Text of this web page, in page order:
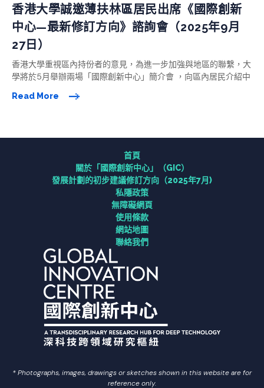
首頁
聯絡我們
常用連結
香港大學誠邀薄扶林區居民出席《國際創新
中心—最新修訂方向》諮詢會（2025年9月
27日）
香港大學重視區內持份者的意見，為進一步加強與地區的聯繫，大
學將於5月舉辦兩場「國際創新中心」簡介會 ，向區內居民介紹中
Read More
首頁
關於「國際創新中⼼」（GIC）
發展計劃的初步建議修訂方向（2025年7月)
私隱政策
無障礙網頁
使用條款
網站地圖
聯絡我們
* Photographs, images, drawings or sketches shown in this website are for
reference only.